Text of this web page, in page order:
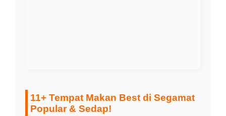
11+ Tempat Makan Best di Segamat
Popular & Sedap!